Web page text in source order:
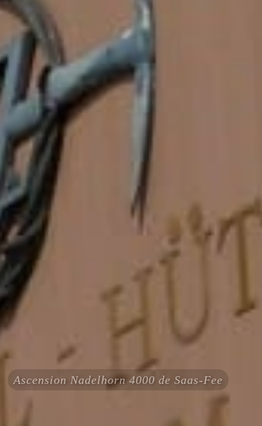
Ascension Nadelhorn 4000 de Saas-Fee